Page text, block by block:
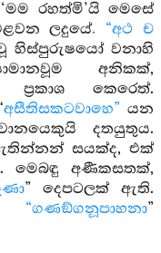
‘මම රහත්මි’යි මෙසේ
ලදුයේ. “අථ ච
හිස්පුරුෂයෝ වනාහි
අනිකක්,
ප්‍රකාශ කෙරෙත්.
අසීතිසකටවාහෙ” යන
දතයුතුය.
සයක්ද, එක්
මෙබඳු අණීකසතක්,
” දෙපටලක් ඇති.
“ගණඞ්ගනූපාහනා”